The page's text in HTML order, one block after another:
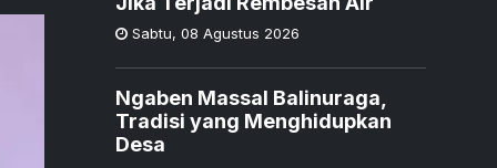
Sabtu, 08 Agustus 2026
Ngaben Massal Balinuraga,
Tradisi yang Menghidupkan
Desa